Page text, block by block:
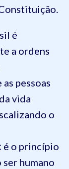
é
a ordens
pessoas
vida
o
: é o princípio
humano